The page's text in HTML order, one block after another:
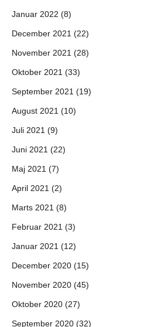
Januar 2022 (8)
December 2021 (22)
November 2021 (28)
Oktober 2021 (33)
September 2021 (19)
August 2021 (10)
Juli 2021 (9)
Juni 2021 (22)
Maj 2021 (7)
April 2021 (2)
Marts 2021 (8)
Februar 2021 (3)
Januar 2021 (12)
December 2020 (15)
November 2020 (45)
Oktober 2020 (27)
September 2020 (32)